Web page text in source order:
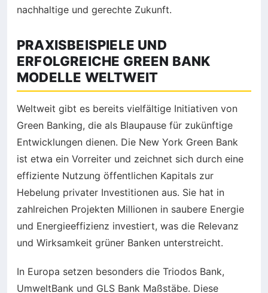
nachhaltige und gerechte Zukunft.
PRAXISBEISPIELE UND
ERFOLGREICHE GREEN BANK
MODELLE WELTWEIT
Weltweit gibt es bereits vielfältige Initiativen von
Green Banking, die als Blaupause für zukünftige
Entwicklungen dienen. Die New York Green Bank
ist etwa ein Vorreiter und zeichnet sich durch eine
effiziente Nutzung öffentlichen Kapitals zur
Hebelung privater Investitionen aus. Sie hat in
zahlreichen Projekten Millionen in saubere Energie
und Energieeffizienz investiert, was die Relevanz
und Wirksamkeit grüner Banken unterstreicht.
In Europa setzen besonders die Triodos Bank,
UmweltBank und GLS Bank Maßstäbe. Diese